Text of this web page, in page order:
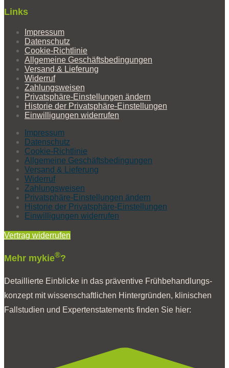
Links
Impressum
Datenschutz
Cookie-Richtlinie
Allgemeine Geschäftsbedingungen
Versand & Lieferung
Widerruf
Zahlungsweisen
Privatsphäre-Einstellungen ändern
Historie der Privatsphäre-Einstellungen
Einwilligungen widerrufen
Impressum
Datenschutz
Cookie-Richtlinie
Allgemeine Geschäftsbedingungen
Versand & Lieferung
Widerruf
Zahlungsweisen
Privatsphäre-Einstellungen ändern
Historie der Privatsphäre-Einstellungen
Einwilligungen widerrufen
Vertrag widerrufen
Mehr mykie®?
Detaillierte Einblicke in das prä­ventive Frühbehandlungs­
konzept mit wissen­schaftlichen Hinter­gründen, klinischen
Fall­studien und Experten­statements finden Sie hier: